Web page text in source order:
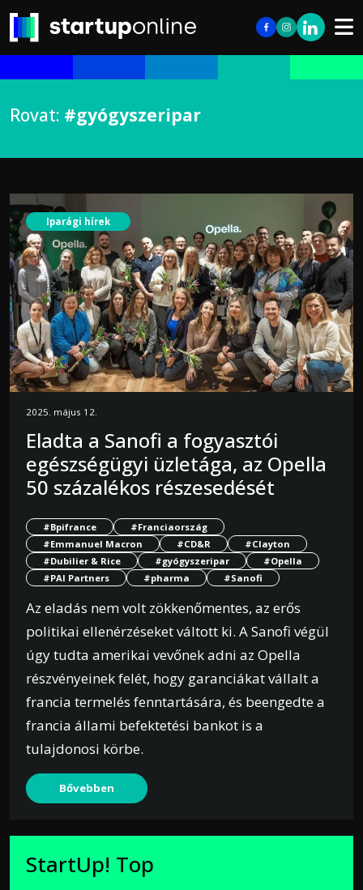
Rovat: #gyógyszeripar
Iparági hírek
2025. május 12.
Eladta a Sanofi a fogyasztói
egészségügyi üzletága, az Opella
50 százalékos részesedését
#Bpifrance
#Franciaország
#Emmanuel Macron
#CD&R
#Clayton
#Dubilier & Rice
#gyógyszeripar
#Opella
#PAI Partners
#pharma #Sanofi
Az eladás nem volt zökkenőmentes, az erős
politikai ellenérzéseket váltott ki. A Sanofi végül
úgy tudta amerikai vevőnek adni az Opella
részvényeinek felét, hogy garanciákat vállalt a
francia termelés fenntartására, és beengedte a
francia állami befektetési bankot is a
tulajdonosi körbe.
Bővebben
StartUp! Top